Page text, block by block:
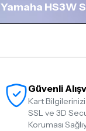
Yamaha HS3W
Güvenli
Kart
SSL ve 3D
Koruması